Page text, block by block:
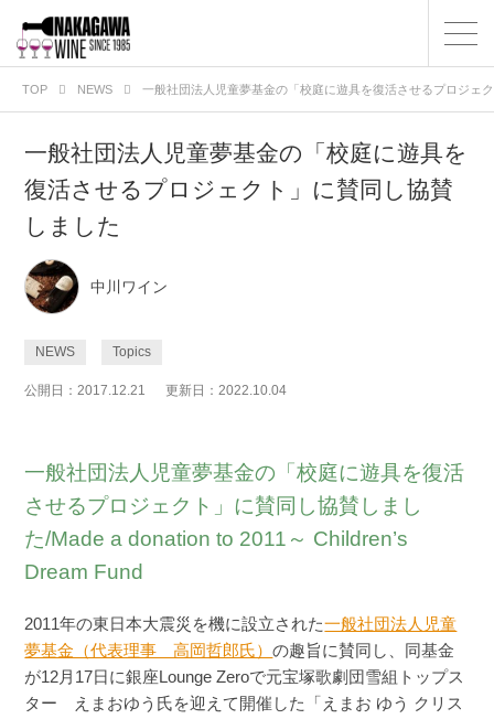
TOP NEWS 一般社団法人児童夢基金の「校庭に遊具を復活させるプロジェ
一般社団法人児童夢基金の「校庭に遊具を
復活させるプロジェクト」に賛同し協賛
しました
中川ワイン
NEWS Topics
公開日：2017.12.21 更新日：2022.10.04
一般社団法人児童夢基金の「校庭に遊具を復活
させるプロジェクト」に賛同し協賛しまし
た/Made a donation to 2011～ Children’s
Dream Fund
2011年の東日本大震災を機に設立された一般社団法人児童
夢基金（代表理事 高岡哲郎氏）の趣旨に賛同し、同基金
が12月17日に銀座Lounge Zeroで元宝塚歌劇団雪組トップス
ター えまおゆう氏を迎えて開催した「えまお ゆう クリス